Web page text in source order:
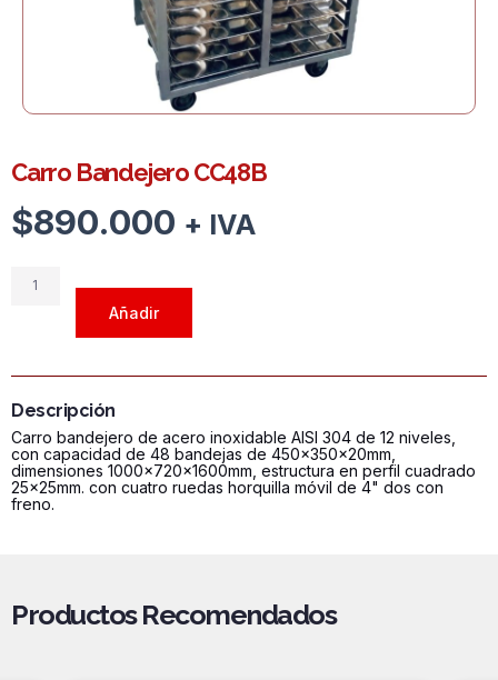
Carro Bandejero CC48B
$890.000 + IVA
Carro
Añadir
Descripción
Carro bandejero de acero inoxidable AISI 304 de 12 niveles,
con capacidad de 48 bandejas de 450x350x20mm,
dimensiones 1000x720x1600mm, estructura en perfil cuadrado
25x25mm. con cuatro ruedas horquilla móvil de 4" dos con
freno.
Productos Recomendados